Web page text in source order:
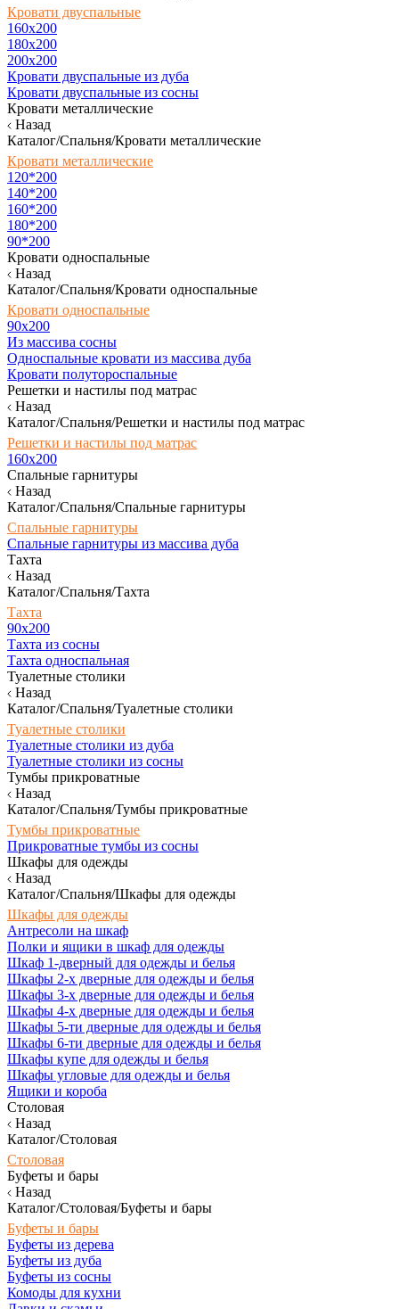
Кровати двуспальные
160х200
180x200
200x200
Кровати двуспальные из дуба
Кровати двуспальные из сосны
Кровати металлические
Назад
Каталог/Спальня/Кровати металлические
Кровати металлические
120*200
140*200
160*200
180*200
90*200
Кровати односпальные
Назад
Каталог/Спальня/Кровати односпальные
Кровати односпальные
90х200
Из массива сосны
Односпальные кровати из массива дуба
Кровати полутороспальные
Решетки и настилы под матрас
Назад
Каталог/Спальня/Решетки и настилы под матрас
Решетки и настилы под матрас
160х200
Спальные гарнитуры
Назад
Каталог/Спальня/Спальные гарнитуры
Спальные гарнитуры
Спальные гарнитуры из массива дуба
Тахта
Назад
Каталог/Спальня/Тахта
Тахта
90х200
Тахта из сосны
Тахта односпальная
Туалетные столики
Назад
Каталог/Спальня/Туалетные столики
Туалетные столики
Туалетные столики из дуба
Туалетные столики из сосны
Тумбы прикроватные
Назад
Каталог/Спальня/Тумбы прикроватные
Тумбы прикроватные
Прикроватные тумбы из сосны
Шкафы для одежды
Назад
Каталог/Спальня/Шкафы для одежды
Шкафы для одежды
Антресоли на шкаф
Полки и ящики в шкаф для одежды
Шкаф 1-дверный для одежды и белья
Шкафы 2-х дверные для одежды и белья
Шкафы 3-х дверные для одежды и белья
Шкафы 4-х дверные для одежды и белья
Шкафы 5-ти дверные для одежды и белья
Шкафы 6-ти дверные для одежды и белья
Шкафы купе для одежды и белья
Шкафы угловые для одежды и белья
Ящики и короба
Столовая
Назад
Каталог/Столовая
Столовая
Буфеты и бары
Назад
Каталог/Столовая/Буфеты и бары
Буфеты и бары
Буфеты из дерева
Буфеты из дуба
Буфеты из сосны
Комоды для кухни